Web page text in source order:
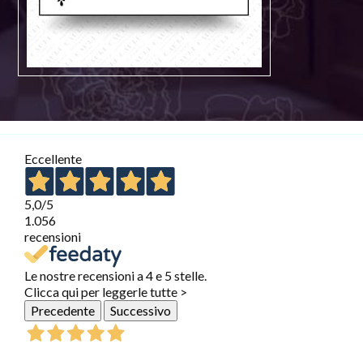
Eccellente
5,0/5
1.056
recensioni
Le nostre recensioni a 4 e 5 stelle.
Clicca qui per leggerle tutte >
Precedente
Successivo